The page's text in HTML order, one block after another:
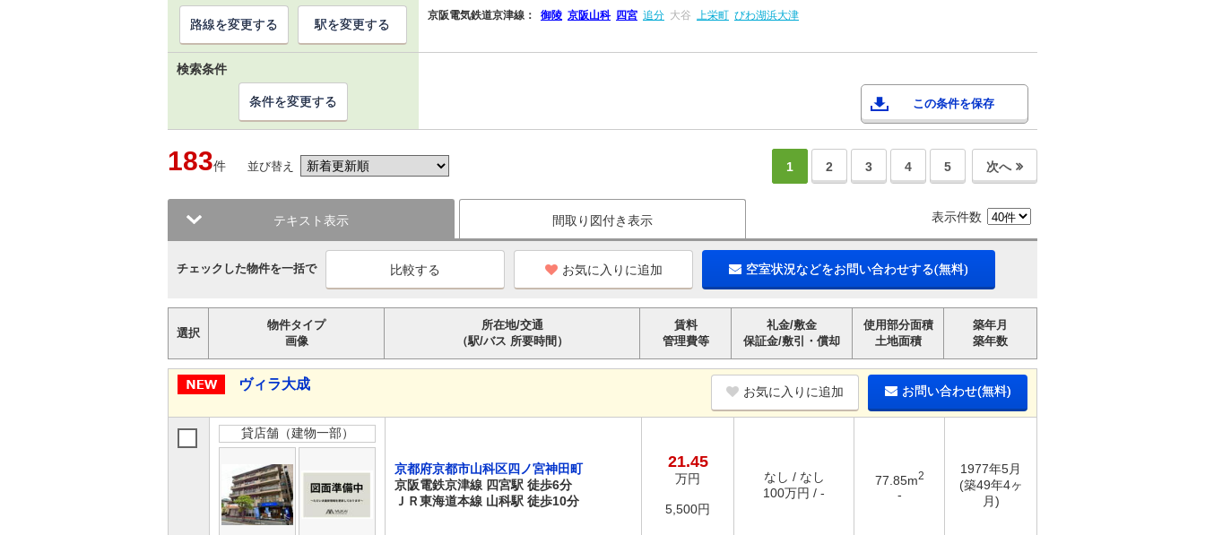
京阪電気鉄道京津線： 御陵 京阪山科 四宮 追分 大谷 上栄町 びわ湖浜大津
路線を変更する 駅を変更する
検索条件
この条件を保存
条件を変更する
183件 並び替え 1 2 3 4 5 次へ
テキスト表示 間取り図付き表示 表示件数
チェックした物件を一括で お気に入りに追加 空室状況などをお問い合わせする(無料)
選択
物件タイプ
画像
所在地/交通
（駅/バス 所要時間）
賃料
管理費等
礼金/敷金
保証金/敷引・償却
使用部分面積
土地面積
築年月
築年数
ヴィラ大成 お気に入りに追加 お問い合わせ(無料)
貸店舗（建物一部）
京都府京都市山科区四ノ宮神田町
京阪電鉄京津線 四宮駅 徒歩6分
ＪＲ東海道本線 山科駅 徒歩10分
21.45
万円
5,500円
なし / なし
100万円 / -
77.85m2
-
1977年5月
(築49年4ヶ
月)